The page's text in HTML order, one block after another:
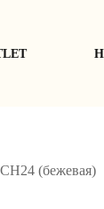
(бежевая)